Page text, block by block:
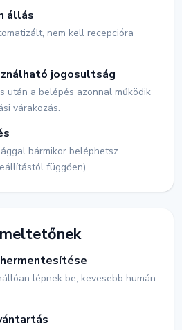
állás
nem kell recepcióra
jogosultság
után a belépés azonnal működik
várakozás.
bármikor beléphetsz
függően).
lépnek be, kevesebb humán